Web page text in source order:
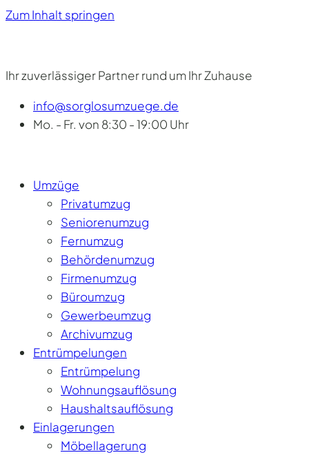
Zum Inhalt springen
Ihr zuverlässiger Partner rund um Ihr Zuhause
info@sorglosumzuege.de
Mo. - Fr. von 8:30 - 19:00 Uhr
Umzüge
Privatumzug
Seniorenumzug
Fernumzug
Behördenumzug
Firmenumzug
Büroumzug
Gewerbeumzug
Archivumzug
Entrümpelungen
Entrümpelung
Wohnungsauflösung
Haushaltsauflösung
Einlagerungen
Möbellagerung